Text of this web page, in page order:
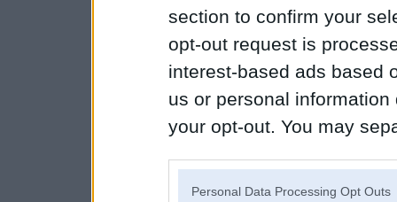
section to confirm your
opt-out request is
interest-based ads based
us or personal
your opt-out. You may
Personal Data Processing Opt Outs